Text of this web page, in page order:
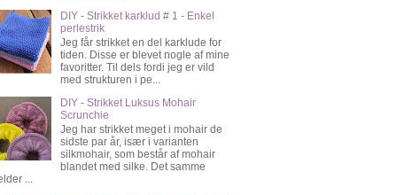
DIY - Strikket karklud # 1 - Enkel
perlestrik
Jeg får strikket en del karklude for
tiden. Disse er blevet nogle af mine
favoritter. Til dels fordi jeg er vild
med strukturen i pe...
DIY - Strikket Luksus Mohair
Scrunchie
Jeg har strikket meget i mohair de
sidste par år, især i varianten
silkmohair, som består af mohair
blandet med silke. Det samme
...